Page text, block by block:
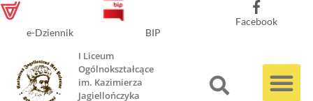
e-Dziennik BIP
Facebook
I Liceum
Ogólnokształcące
im. Kazimierza
Jagiellończyka